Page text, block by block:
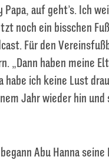
auf geht’s. Ich
noch ein bisschen
Für den
„Dann haben meine
habe ich keine Lust
Jahr wieder hin
Abu Hanna